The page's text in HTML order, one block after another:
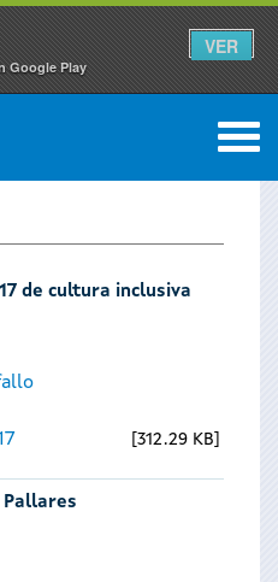
Google Play
VER
0
de cultura inclusiva
312.29 KB
Pallares